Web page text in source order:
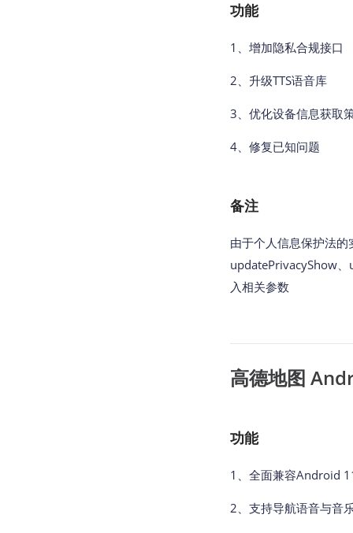
功能
1、增加隐私合规接口
2、升级TTS语音库
3、优化设备信息获取
4、修复已知问题
备注
由于个人信息保护法
updatePrivacyShow
入相关参数
高德地图
功能
1、全面兼容Android
2、支持导航语音与音